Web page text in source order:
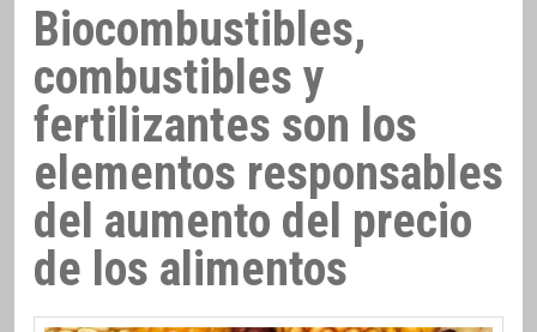
Biocombustibles,
combustibles y
fertilizantes son los
elementos responsables
del aumento del precio
de los alimentos